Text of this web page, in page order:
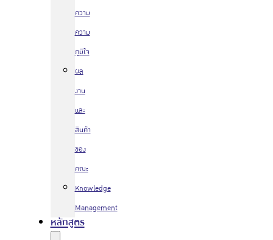
ความ
ความ
ภูมิใจ
ผล
งาน
และ
สินค้า
ของ
คณะ
Knowledge
Management
หลักสูตร